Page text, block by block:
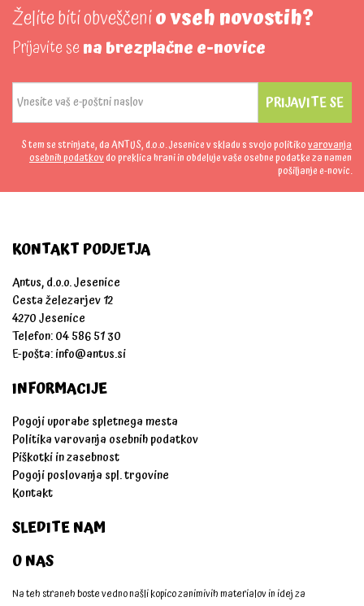
Želite biti obveščenio vseh novostih?
Prijavite sena brezplačne e-novice
PRIJAVITE SE
S tem se strinjate, da ANTUS, d.o.o. Jesenice v skladu s svojo politikovarovanja
osebnih podatkovdo preklica hrani in obdeluje vaše osebne podatke za namen
pošiljanje e-novic.
KONTAKT PODJETJA
Antus, d.o.o. Jesenice
Cesta železarjev 12
4270 Jesenice
Telefon: 04 586 51 30
E-pošta:info@antus.si
INFORMACIJE
Pogoji uporabe spletnega mesta
Politika varovanja osebnih podatkov
Piškotki in zasebnost
Pogoji poslovanja spl. trgovine
Kontakt
SLEDITE NAM
O NAS
Na teh straneh boste vedno našli kopico zanimivih materialov in idej za